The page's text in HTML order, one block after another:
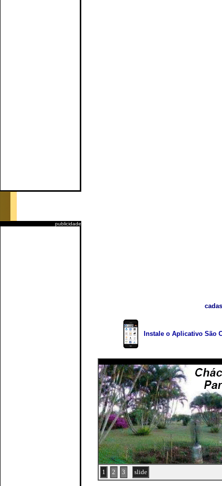
publicidade
Instale o Aplicativo São
1 2 3 slide